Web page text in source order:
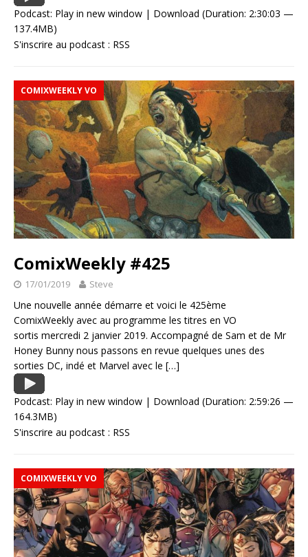
Podcast: Play in new window | Download (Duration: 2:30:03 —
137.4MB)
S'inscrire au podcast : RSS
COMIXWEEKLY VO
ComixWeekly #425
17/01/2019 Steve
Une nouvelle année démarre et voici le 425ème
ComixWeekly avec au programme les titres en VO
sortis mercredi 2 janvier 2019. Accompagné de Sam et de Mr
Honey Bunny nous passons en revue quelques unes des
sorties DC, indé et Marvel avec le […]
Podcast: Play in new window | Download (Duration: 2:59:26 —
164.3MB)
S'inscrire au podcast : RSS
COMIXWEEKLY VO